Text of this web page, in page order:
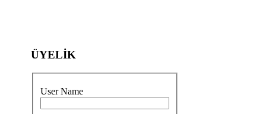
ÜYELİK
User Name